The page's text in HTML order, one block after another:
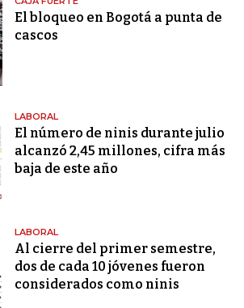
El bloqueo en Bogotá a punta de
cascos
LABORAL
El número de ninis durante julio
alcanzó 2,45 millones, cifra más
baja de este año
LABORAL
Al cierre del primer semestre,
dos de cada 10 jóvenes fueron
considerados como ninis